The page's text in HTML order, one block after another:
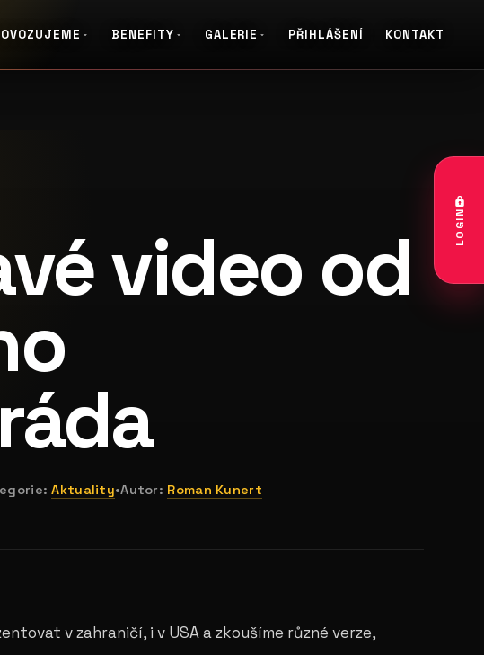
BENEFITY GALERIE PŘIHLÁŠENÍ KONTAKT
LOGIN
video od
Aktuality•Autor: Roman Kunert
v zahraničí, i v USA a zkoušíme různé verze,